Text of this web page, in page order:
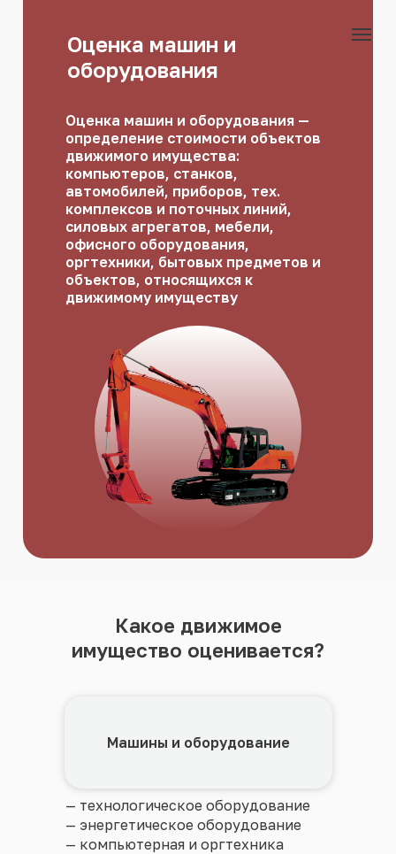
Оценка машин и
оборудования
Оценка машин и оборудования —
определение стоимости объектов
движимого имущества:
компьютеров, станков,
автомобилей, приборов, тех.
комплексов и поточных линий,
силовых агрегатов, мебели,
офисного оборудования,
оргтехники, бытовых предметов и
объектов, относящихся к
движимому имуществу
Какое движимое
имущество оценивается?
Машины и оборудование
— технологическое оборудование
— энергетическое оборудование
— компьютерная и оргтехника